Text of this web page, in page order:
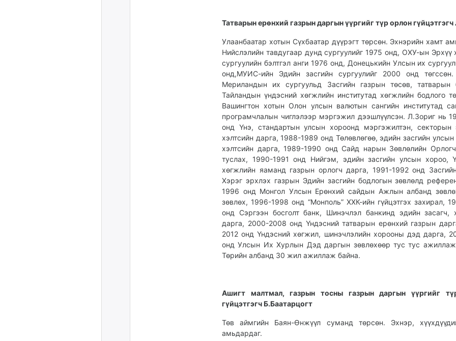
Татварын ерөнхий газрын даргын үүргийг түр орлон
Улаанбаатар хотын Сүхбаатар дүүрэгт төрсөн. Эхнэрийн хамт
Нийслэлийн тавдугаар дунд сургуулийг 1975 онд, ОХУ-ын Эрхүү
сургуулийн бэлтгэл анги 1976 онд, Донецькийн Улсын их
онд,МУИС-ийн Эдийн засгийн сургуулийг 2000 онд
Мериландын их сургуульд Засгийн газрын төсөв, татварын
Тайландын үндэсний хөгжлийн институтад хөгжлийн бодлого
Вашингтон хотын Олон улсын валютын сангийн институтад
програмчлалын чиглэлээр мэргэжил дээшлүүлсэн. Л.Зориг нь
онд Үнэ, стандартын улсын хороонд мэргэжилтэн, секторын
хэлтсийн дарга, 1988-1989 онд Төлөвлөгөө, эдийн засгийн улсын
хэлтсийн дарга, 1989-1990 онд Сайд нарын Зөвлөлийн
туслах, 1990-1991 онд Нийгэм, эдийн засгийн улсын хороо,
хөгжлийн яаманд газрын орлогч дарга, 1991-1992 онд
Хэрэг эрхлэх газрын Эдийн засгийн бодлогын зөвлөлд
1996 онд Монгол Улсын Ерөнхий сайдын Ажлын албанд
зөвлөх, 1996-1998 онд “Монполь” ХХК-ийн гүйцэтгэх захирал,
онд Сэргээн босголт банк, Шинэчлэл банкинд эдийн засагч,
дарга, 2000-2008 онд Үндэсний татварын ерөнхий газрын
2012 онд Үндэсний хөгжил, шинэчлэлийн хорооны дэд дарга,
онд Улсын Их Хурлын Дэд даргын зөвлөхөөр тус тус ажиллаж
Төрийн албанд 30 жил ажиллаж байна.
Ашигт малтмал, газрын тосны газрын даргын үүргийг
гүйцэтгэгч Б.Баатарцогт
Төв аймгийн Баян-Өнжүүл суманд төрсөн. Эхнэр,
амьдардаг.